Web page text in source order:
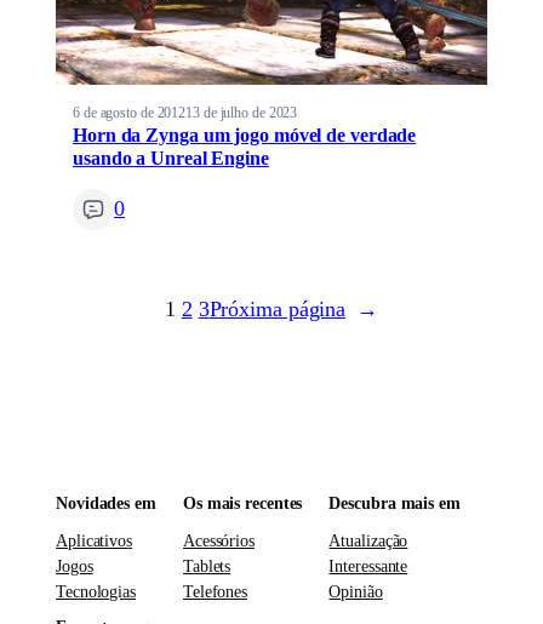
6 de agosto de 201213 de julho de 2023
Horn da Zynga um jogo móvel de verdade
usando a Unreal Engine
0
1 2 3Próxima página →
Novidades em
Aplicativos
Jogos
Tecnologias
Os mais recentes
Acessórios
Tablets
Telefones
Descubra mais em
Atualização
Interessante
Opinião